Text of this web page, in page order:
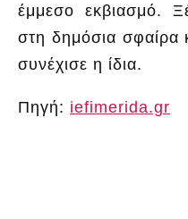
έμμεσο εκβιασμό.
στη δημόσια σφαίρα
συνέχισε η ίδια.
Πηγή: iefimerida.gr